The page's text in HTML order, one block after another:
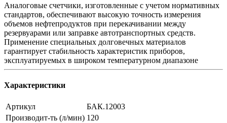
Аналоговые счетчики, изготовленные с учетом нормативных
стандартов, обеспечивают высокую точность измерения
объемов нефтепродуктов при перекачивании между
резервуарами или заправке автотранспортных средств.
Применение специальных долговечных материалов
гарантирует стабильность характеристик приборов,
эксплуатируемых в широком температурном диапазоне
Характеристики
Артикул
БАК.12003
Производит-ть (л/мин) 120